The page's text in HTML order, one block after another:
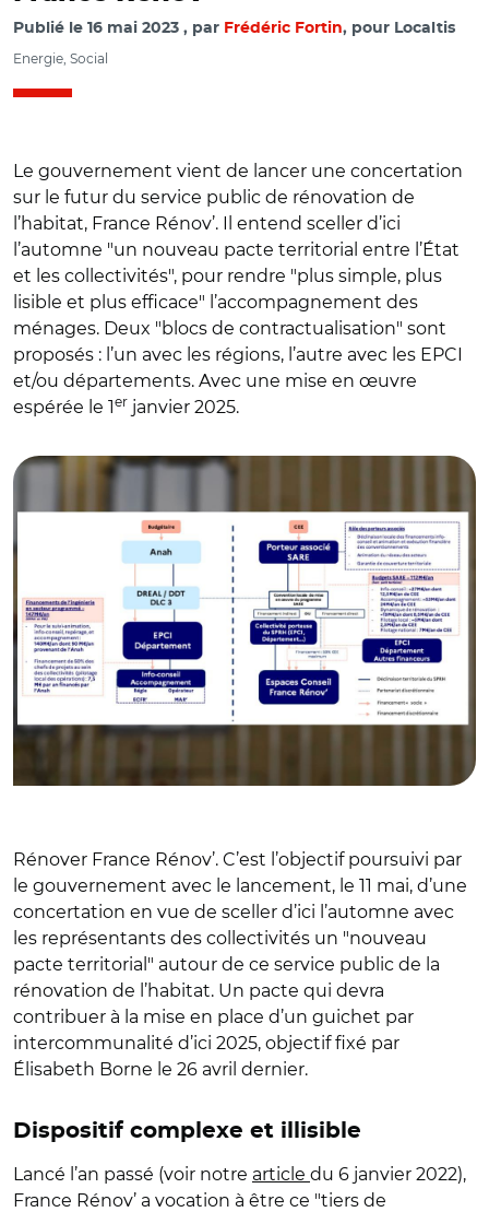
Publié le 16 mai 2023 par Frédéric Fortin, pour Localtis
Energie, Social
Le gouvernement vient de lancer une concertation
sur le futur du service public de rénovation de
l’habitat, France Rénov’. Il entend sceller d’ici
l’automne "un nouveau pacte territorial entre l’État
et les collectivités", pour rendre "plus simple, plus
lisible et plus efficace" l’accompagnement des
ménages. Deux "blocs de contractualisation" sont
proposés : l’un avec les régions, l’autre avec les EPCI
et/ou départements. Avec une mise en œuvre
espérée le 1er janvier 2025.
© Ministère de l'écologie / Le schéma simplifié des
modalités de contractualisation actuelles de France
Rénover France Rénov’. C’est l’objectif poursuivi par
le gouvernement avec le lancement, le 11 mai, d’une
concertation en vue de sceller d’ici l’automne avec
les représentants des collectivités un "nouveau
pacte territorial" autour de ce service public de la
rénovation de l’habitat. Un pacte qui devra
contribuer à la mise en place d’un guichet par
intercommunalité d’ici 2025, objectif fixé par
Élisabeth Borne le 26 avril dernier.
Dispositif complexe et illisible
Lancé l’an passé (voir notre article du 6 janvier 2022),
France Rénov’ a vocation à être ce "tiers de